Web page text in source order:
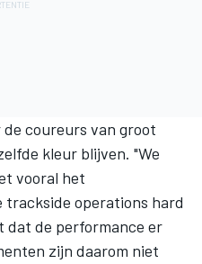
de coureurs van groot
kleur blijven. "We
vooral het
trackside operations hard
dat de performance er
zijn daarom niet